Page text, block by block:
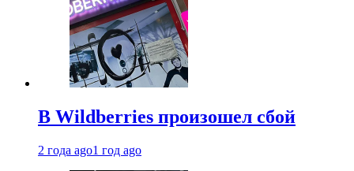
В Wildberries произошел сбой
2 года ago1 год ago